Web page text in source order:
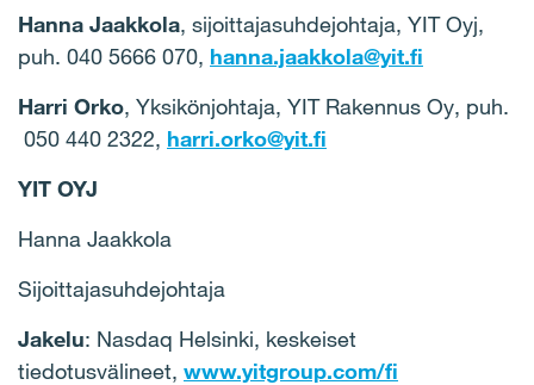
Hanna Jaakkola, sijoittajasuhdejohtaja, YIT Oyj,
puh. 040 5666 070, hanna.jaakkola@yit.fi
Harri Orko, Yksikönjohtaja, YIT Rakennus Oy, puh.
050 440 2322, harri.orko@yit.fi
YIT OYJ
Hanna Jaakkola
Sijoittajasuhdejohtaja
Jakelu: Nasdaq Helsinki, keskeiset
tiedotusvälineet, www.yitgroup.com/fi